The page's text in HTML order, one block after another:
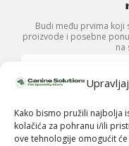
Kako bismo pružili najbolja
kolačića za pohranu i/ili
ove tehnologije omogućit
Budi među prvima koji
proizvode i posebne
na